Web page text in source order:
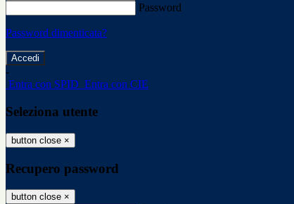
Password
Password dimenticata?
-
Entra con SPID Entra con CIE
Seleziona utente
button close ×
Recupero password
button close ×